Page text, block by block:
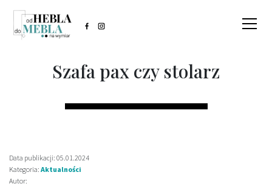
Szafa pax czy stolarz
Data publikacji: 05.01.2024
Kategoria: Aktualności
Autor: